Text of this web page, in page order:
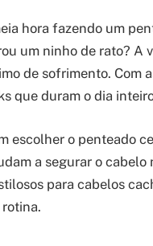
hora fazendo um
um ninho de rato?
de sofrimento. Com
que duram o dia
escolher o penteado
a segurar o
para cabelos